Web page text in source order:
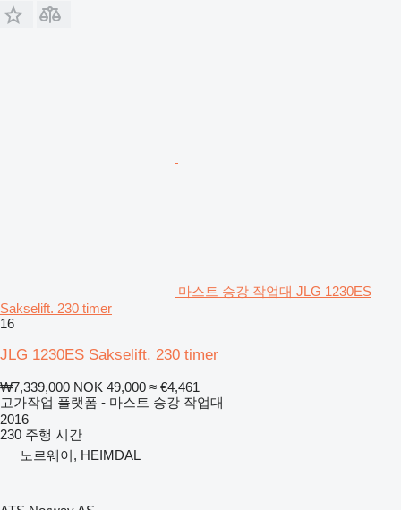
마스트 승강 작업대 JLG 1230ES
Sakselift. 230 timer
16
JLG 1230ES Sakselift. 230 timer
₩7,339,000 NOK 49,000 ≈ €4,461
고가작업 플랫폼 - 마스트 승강 작업대
2016
230 주행 시간
노르웨이, HEIMDAL